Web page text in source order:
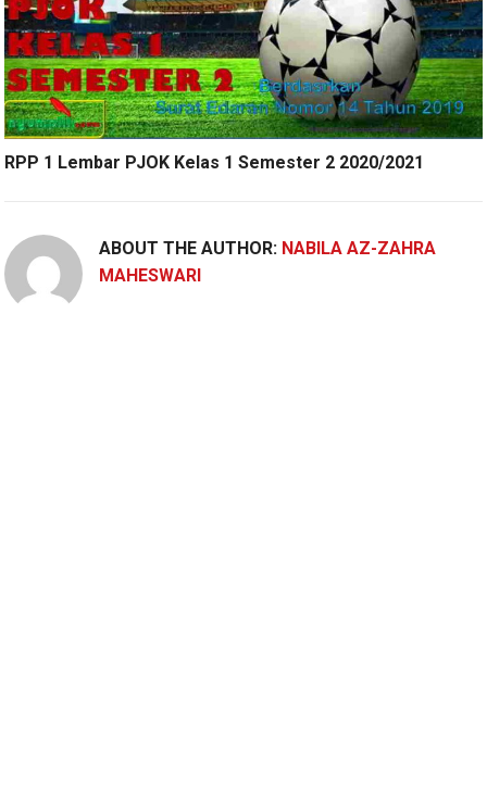
RPP 1 Lembar PJOK Kelas 1 Semester 2 2020/2021
ABOUT THE AUTHOR: NABILA AZ-ZAHRA
MAHESWARI